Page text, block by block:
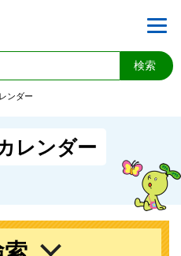
ンダー
レンダー